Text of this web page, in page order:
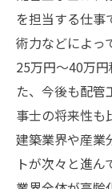
を担当する仕事
術力などによっ
25万円～40万
た、今後も配管
事士の将来性も
建築業界や産業
トが次々と進ん